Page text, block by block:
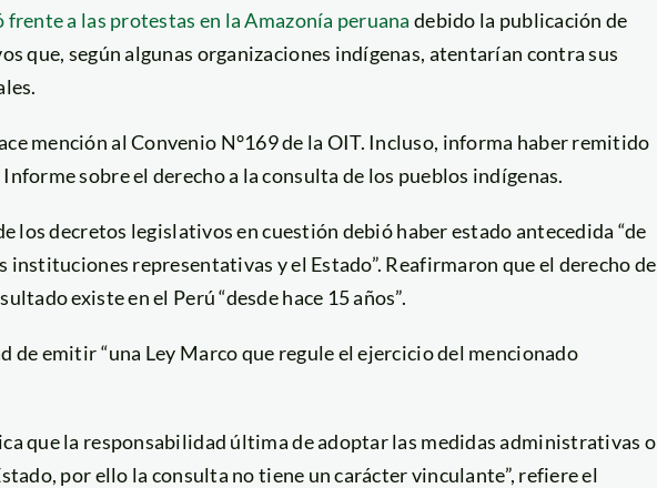
frente a las protestas en la Amazonía peruana debido la publicación de
que, según algunas organizaciones indígenas, atentarían contra sus
mención al Convenio N°169 de la OIT. Incluso, informa haber remitido
sobre el derecho a la consulta de los pueblos indígenas.
los decretos legislativos en cuestión debió haber estado antecedida “de
instituciones representativas y el Estado”. Reafirmaron que el derecho de
existe en el Perú “desde hace 15 años”.
de emitir “una Ley Marco que regule el ejercicio del mencionado
que la responsabilidad última de adoptar las medidas administrativas o
por ello la consulta no tiene un carácter vinculante”, refiere el